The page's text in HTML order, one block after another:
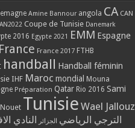
Amine Bannour angola CA CAN
Coupe de Tunisie Danemark
2016 Egypte 2021 EMM Espagne
France France 2017 FTHB
handball Handball féminin
IHF Maroc mondial Mouna
Préparation Qatar Rio 2016 Sami
Tunisie Wael Jallouz
الترجي الرياضي الجزائر النادي